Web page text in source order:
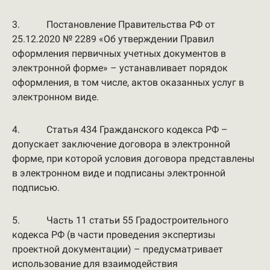
3. Постановление Правительства РФ от
25.12.2020 № 2289 «Об утверждении Правил
оформления первичных учетных документов в
электронной форме» – устанавливает порядок
оформления, в том числе, актов оказанных услуг в
электронном виде.
4. Статья 434 Гражданского кодекса РФ –
допускает заключение договора в электронной
форме, при которой условия договора представлены
в электронном виде и подписаны электронной
подписью.
5. Часть 11 статьи 55 Градостроительного
кодекса РФ (в части проведения экспертизы
проектной документации) – предусматривает
использование для взаимодействия